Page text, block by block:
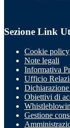
Sezione Link
Cookie policy
Note legali
Informativa
Ufficio
Obiettivi di
Gestione